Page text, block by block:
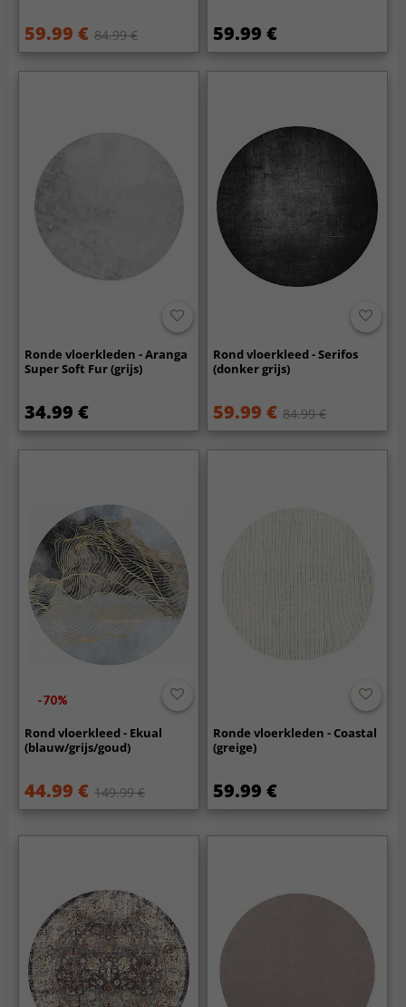
59.99 € 84.99 € 59.99 €
Ronde vloerkleden - Aranga
Super Soft Fur (grijs)
34.99 €
Rond vloerkleed - Serifos
(donker grijs)
59.99 € 84.99 €
-70%
Rond vloerkleed - Ekual
(blauw/grijs/goud)
44.99 € 149.99 €
Ronde vloerkleden - Coastal
(greige)
59.99 €